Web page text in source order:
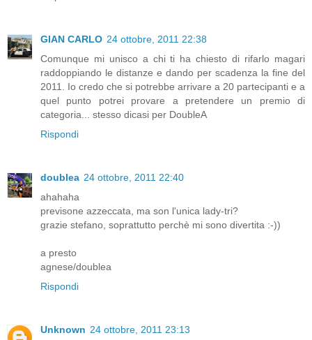
GIAN CARLO 24 ottobre, 2011 22:38
Comunque mi unisco a chi ti ha chiesto di rifarlo magari
raddoppiando le distanze e dando per scadenza la fine del
2011. Io credo che si potrebbe arrivare a 20 partecipanti e a
quel punto potrei provare a pretendere un premio di
categoria... stesso dicasi per DoubleA
Rispondi
doublea 24 ottobre, 2011 22:40
ahahaha
previsone azzeccata, ma son l'unica lady-tri?
grazie stefano, soprattutto perchè mi sono divertita :-))
a presto
agnese/doublea
Rispondi
Unknown 24 ottobre, 2011 23:13